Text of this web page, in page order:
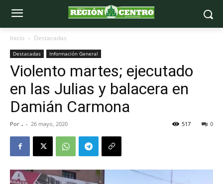
Inicio Destacadas
Destacadas Información General
Violento martes; ejecutado
en las Julias y balacera en
Damián Carmona
Por . - 26 mayo, 2020 0
517